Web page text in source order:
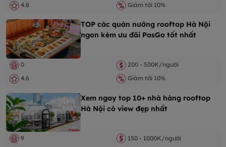
4.8
Giảm tới 10%
TOP các quán nướng rooftop Hà Nội
ngon kèm ưu đãi PasGo tốt nhất
0
200 - 500K/người
4.6
Giảm tới 10%
Xem ngay top 10+ nhà hàng rooftop
Hà Nội có view đẹp nhất
9
150 - 1000K/người